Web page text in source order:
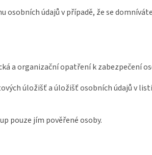
osobních údajů v případě, že se
a organizační opatření k zabezpečení
úložišť a úložišť osobních údajů v
pouze jím pověřené osoby.